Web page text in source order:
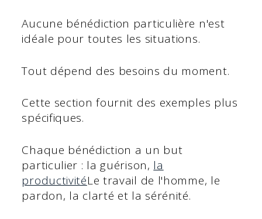
Aucune bénédiction particulière n'est
idéale pour toutes les situations.
Tout dépend des besoins du moment.
Cette section fournit des exemples plus
spécifiques.
Chaque bénédiction a un but
particulier : la guérison, la
productivitéLe travail de l'homme, le
pardon, la clarté et la sérénité.